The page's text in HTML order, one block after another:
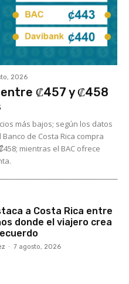
2026
entre ₡457 y ₡458
más bajos; según los datos
de Costa Rica compra
mientras el BAC ofrece
a Costa Rica entre
donde el viajero crea
- 7 agosto, 2026